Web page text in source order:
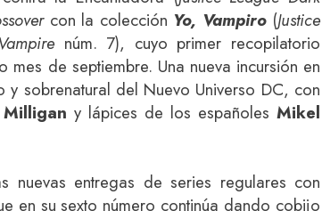
con la colección Yo, Vampiro(Justice
Vampire núm. 7), cuyo primer recopilatorio
mes de septiembre. Una nueva incursión en
sobrenatural del Nuevo Universo DC, con
y lápices de los españoles Mikel
nuevas entregas de series regulares con
en su sexto número continúa dando cobijo